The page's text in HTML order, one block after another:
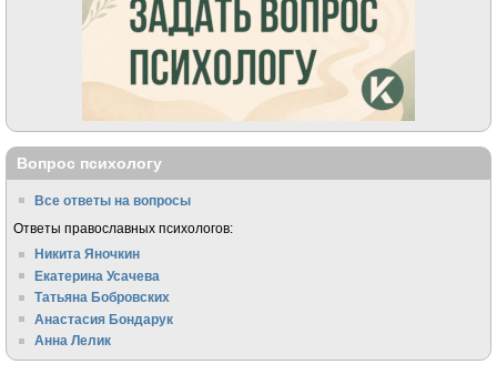
Вопрос психологу
Все ответы на вопросы
Ответы православных психологов:
Никита Яночкин
Екатерина Усачева
Татьяна Бобровских
Анастасия Бондарук
Анна Лелик